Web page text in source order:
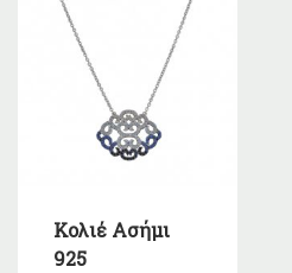
Κολιέ Ασήμι
925